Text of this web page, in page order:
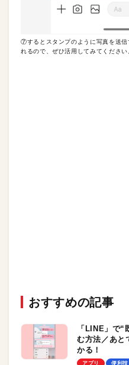
⑦するとスタンプのように写真を送
れるので、ぜひ活用してみてください
おすすめの記事
「LINE」で
む方法／あと
かる！
アプリ 便利技